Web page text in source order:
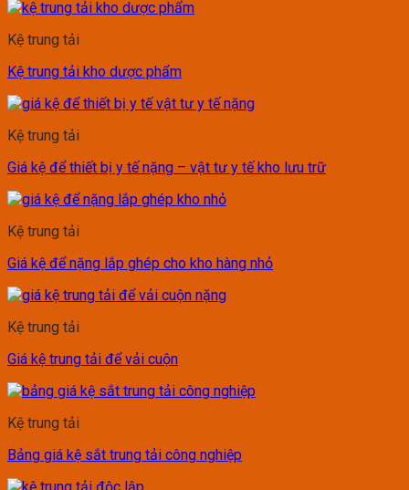
Kệ trung tải
Kệ trung tải kho dược phẩm
Kệ trung tải
Giá kệ để thiết bị y tế nặng – vật tư y tế kho lưu trữ
Kệ trung tải
Giá kệ để nặng lắp ghép cho kho hàng nhỏ
Kệ trung tải
Giá kệ trung tải để vải cuộn
Kệ trung tải
Bảng giá kệ sắt trung tải công nghiệp